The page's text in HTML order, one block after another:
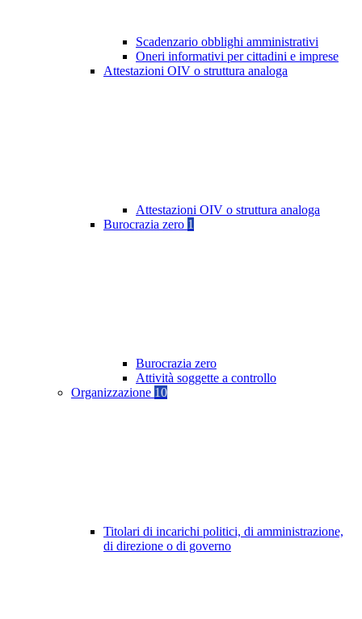
Scadenzario obblighi amministrativi
Oneri informativi per cittadini e imprese
Attestazioni OIV o struttura analoga
Attestazioni OIV o struttura analoga
Burocrazia zero 1
Burocrazia zero
Attività soggette a controllo
Organizzazione 10
Titolari di incarichi politici, di amministrazione,
di direzione o di governo